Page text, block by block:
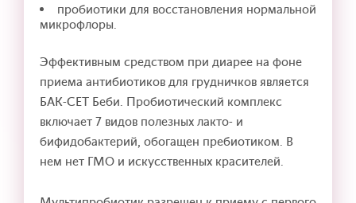
пробиотики для восстановления нормальной
микрофлоры.
Эффективным средством при диарее на фоне
приема антибиотиков для грудничков является
БАК-СЕТ Беби. Пробиотический комплекс
включает 7 видов полезных лакто- и
бифидобактерий, обогащен пребиотиком. В
нем нет ГМО и искусственных красителей.